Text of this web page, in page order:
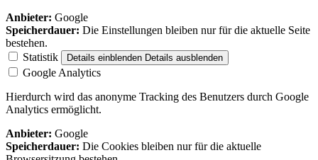
Anbieter: Google
Speicherdauer: Die Einstellungen bleiben nur für die aktuelle Seite
bestehen.
Statistik
Details einblenden Details ausblenden
Google Analytics
Hierdurch wird das anonyme Tracking des Benutzers durch Google
Analytics ermöglicht.
Anbieter: Google
Speicherdauer: Die Cookies bleiben nur für die aktuelle